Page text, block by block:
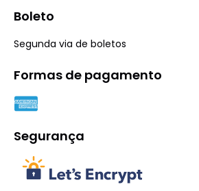
Boleto
Segunda via de boletos
Formas de pagamento
Segurança